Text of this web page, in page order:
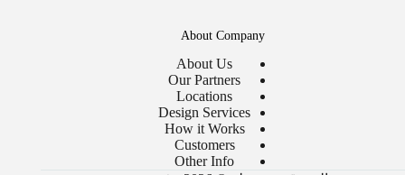
About Company
About Us
Our Partners
Locations
Design Services
How it Works
Customers
Other Info